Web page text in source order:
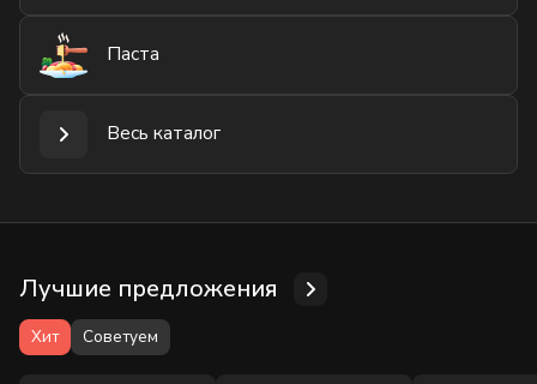
Паста
Весь каталог
Лучшие предложения
Хит Советуем